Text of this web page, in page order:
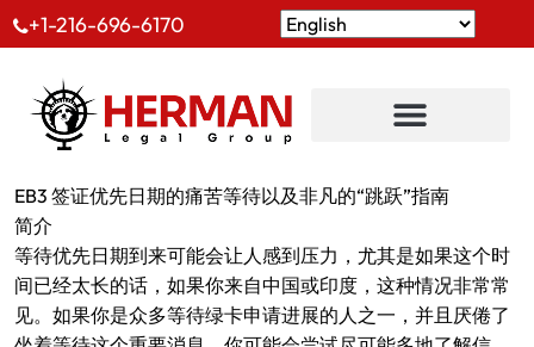
+1-216-696-6170
EB3 签证优先日期的痛苦等待以及非凡的“跳跃”指南
简介
等待优先日期到来可能会让人感到压力，尤其是如果这个时
间已经太长的话，如果你来自中国或印度，这种情况非常常
见。如果你是众多等待绿卡申请进展的人之一，并且厌倦了